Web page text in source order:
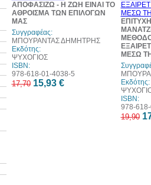
ΑΠΟΦΑΣΙΖΩ - Η ΖΩΗ ΕΙΝΑΙ ΤΟ
ΑΘΡΟΙΣΜΑ ΤΩΝ ΕΠΙΛΟΓΩΝ
ΜΑΣ
Συγγραφέας:
ΜΠΟΥΡΑΝΤΑΣ ΔΗΜΗΤΡΗΣ
Εκδότης:
ΨΥΧΟΓΙΟΣ
ISBN:
978-618-01-4038-5
17,70 15,93 €
ΜΕΣΩ
Εκδότης:
ISBN:
978-
19,90